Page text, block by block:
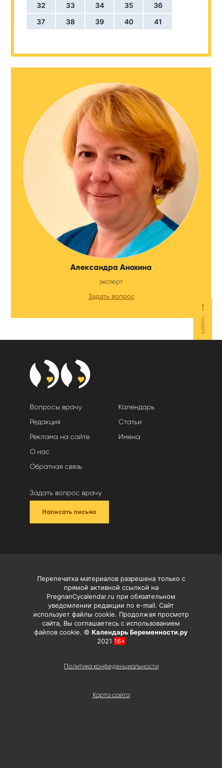
32
33 34 35
36
37
38 39 40 41
Александра Анохина
эксперт
Задать вопрос
⟵
НАВЕРХ
Вопросы врачу
Редакция
Реклама на сайте
О нас
Обратная связь
Календарь
Статьи
Имена
Задать вопрос врачу
Написать письмо
Карта сайта
Перепечатка материалов разрешена только с
прямой активной ссылкой на
PregnanCycalendar.ru при обязательном
уведомлении редакции по e-mail. Сайт
использует файлы cookie. Продолжая просмотр
сайта, Вы соглашаетесь с использованием
файлов cookie. © Календарь Беременности.ру
2021 16+
Политика конфеденциальности